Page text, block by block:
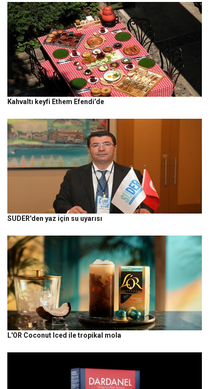
Kahvaltı keyfi Ethem Efendi’de
SUDER'den yaz için su uyarısı
L'OR Coconut Iced ile tropikal mola